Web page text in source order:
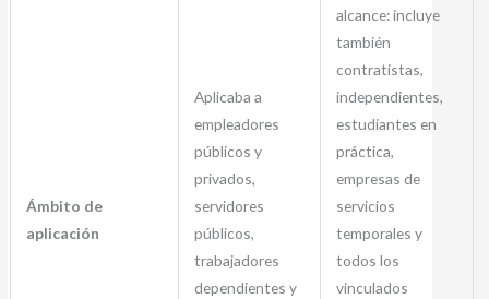
Ámbito de
aplicación
Aplicaba a
empleadores
públicos y
privados,
servidores
públicos,
trabajadores
dependientes y
alcance: incluye
también
contratistas,
independientes,
estudiantes en
práctica,
empresas de
servicios
temporales y
todos los
vinculados